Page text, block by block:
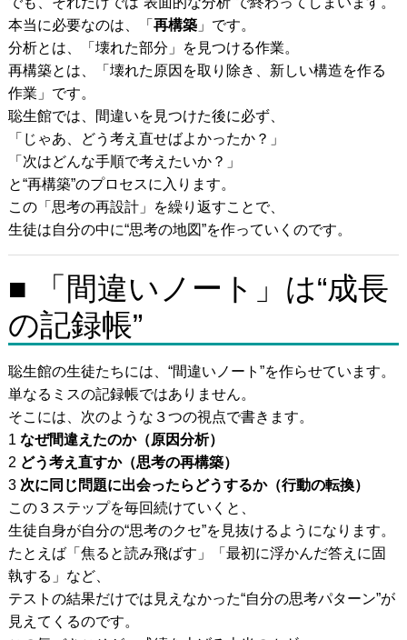
本当に必要なのは、「 再構築」です。
分析とは、「壊れた部分」を見つける作業。
再構築とは、「壊れた原因を取り除き、新しい構造を作る
作業」です。
聡生館では、間違いを見つけた後に必ず、
「じゃあ、どう考え直せばよかったか？」
「次はどんな手順で考えたいか？」
と“再構築”のプロセスに入ります。
この「思考の再設計」を繰り返すことで、
生徒は自分の中に“思考の地図”を作っていくのです。
■ 「間違いノート」は“成長
の記録帳”
聡生館の生徒たちには、“間違いノート”を作らせています。
単なるミスの記録帳ではありません。
そこには、次のような３つの視点で書きます。
1 なぜ間違えたのか（原因分析）
2 どう考え直すか（思考の再構築）
3 次に同じ問題に出会ったらどうするか（行動の転換）
この３ステップを毎回続けていくと、
生徒自身が自分の“思考のクセ”を見抜けるようになります。
たとえば「焦ると読み飛ばす」「最初に浮かんだ答えに固
執する」など、
テストの結果だけでは見えなかった“自分の思考パターン”が
見えてくるのです。